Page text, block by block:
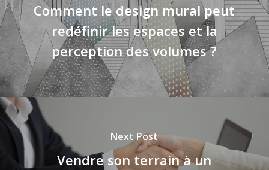
Comment le design mural peut
redéfinir les espaces et la
perception des volumes ?
Next Post
Vendre son terrain à un